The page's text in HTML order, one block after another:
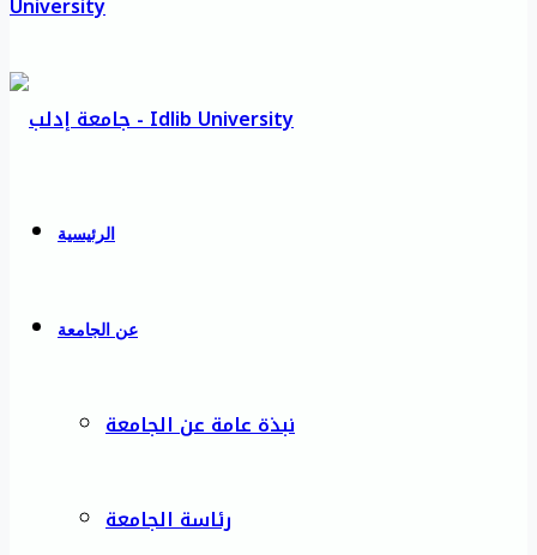
الرئيسية
عن الجامعة
نبذة عامة عن الجامعة
رئاسة الجامعة